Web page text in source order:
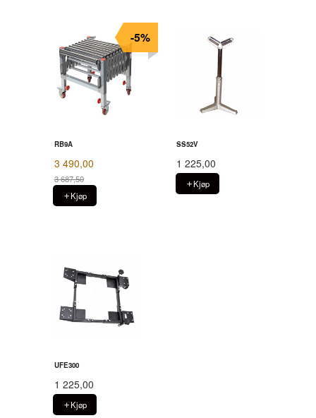
RB9A
3 490,00
3 687,50
Rabatt
-5%
Kjøp
SS52V
1 225,00
Kjøp
UFE300
1 225,00
Kjøp